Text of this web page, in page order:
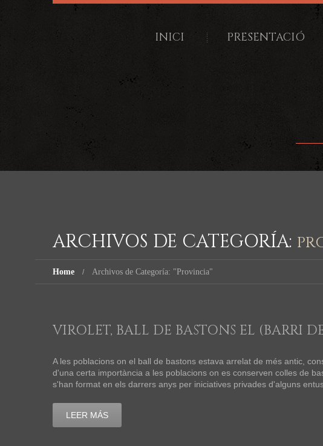
INICI PRESENTACIÓ
ARCHIVOS DE CATEGORÍA:
Home Archivos de Categoría: "Provincia"
VIROLET, BALL DE BASTONS EL (BARRI
A les poblacions on el ball de bastons estava arrelat de més antic,
d'una certa importància a les poblacions on es conserven colles de
s'han format en els darrers anys per iniciatives privades d'alguns
LEER MÁS